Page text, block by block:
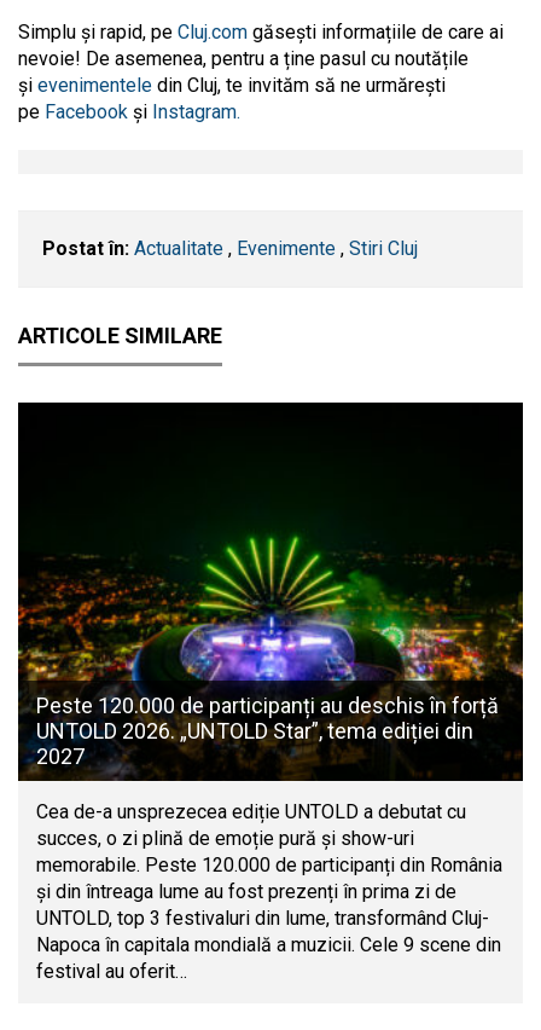
Simplu și rapid, pe Cluj.com găsești informațiile de care ai
nevoie! De asemenea, pentru a ține pasul cu noutățile
și evenimentele din Cluj, te invităm să ne urmărești
pe Facebook și Instagram.
Postat în: Actualitate , Evenimente , Stiri Cluj
ARTICOLE SIMILARE
Peste 120.000 de participanți au deschis în forță
UNTOLD 2026. „UNTOLD Star”, tema ediției din
2027
Cea de-a unsprezecea ediție UNTOLD a debutat cu
succes, o zi plină de emoție pură și show-uri
memorabile. Peste 120.000 de participanți din România
și din întreaga lume au fost prezenți în prima zi de
UNTOLD, top 3 festivaluri din lume, transformând Cluj-
Napoca în capitala mondială a muzicii. Cele 9 scene din
festival au oferit…